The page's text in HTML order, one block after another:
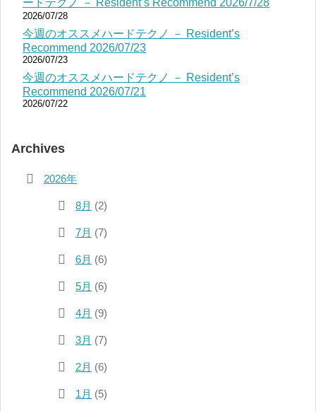
ードテクノ － Resident’s Recommend 2026/7/28
2026/07/28
今週のオススメハードテクノ － Resident’s
Recommend 2026/07/23
2026/07/23
今週のオススメハードテクノ － Resident’s
Recommend 2026/07/21
2026/07/22
Archives
2026年
8月 (2)
7月 (7)
6月 (6)
5月 (6)
4月 (9)
3月 (7)
2月 (6)
1月 (5)